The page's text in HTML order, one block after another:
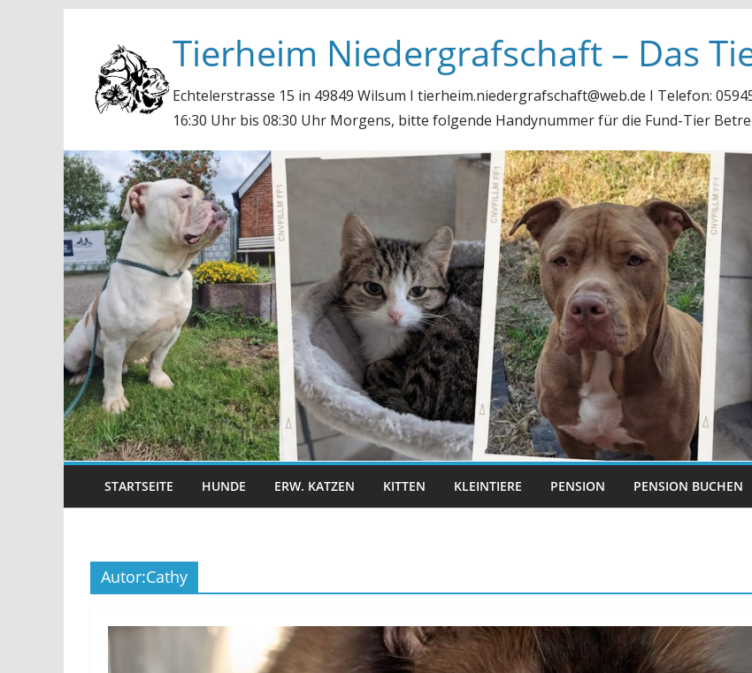
springen
Tierheim Niedergrafschaft – Das
Echtelerstrasse 15 in 49849 Wilsum I tierheim.niedergrafschaft@web.de I Telefon:
16:30 Uhr bis 08:30 Uhr Morgens, bitte folgende Handynummer für die Fund-Tier
STARTSEITE HUNDE ERW. KATZEN KITTEN KLEINTIERE PENSION PENSION BUCHEN
Autor:Cathy